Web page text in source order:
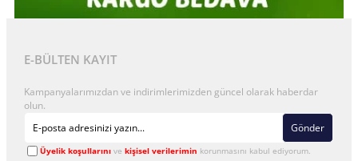
E-BÜLTEN KAYIT
Kampanyalarımızdan ve indirimlerimizden güncel olarak haberdar
olun.
Gönder
Üyelik koşullarınıve kişisel verilerimin korunmasını kabul ediyorum.